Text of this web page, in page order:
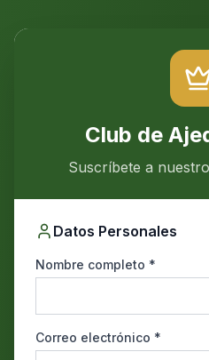
Club de
Suscríbete a
Datos Personales
Nombre completo *
Correo electrónico *